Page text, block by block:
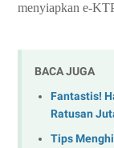
menyiapkan e-
BACA JUGA
Fantastis!
Ratusan
Tips